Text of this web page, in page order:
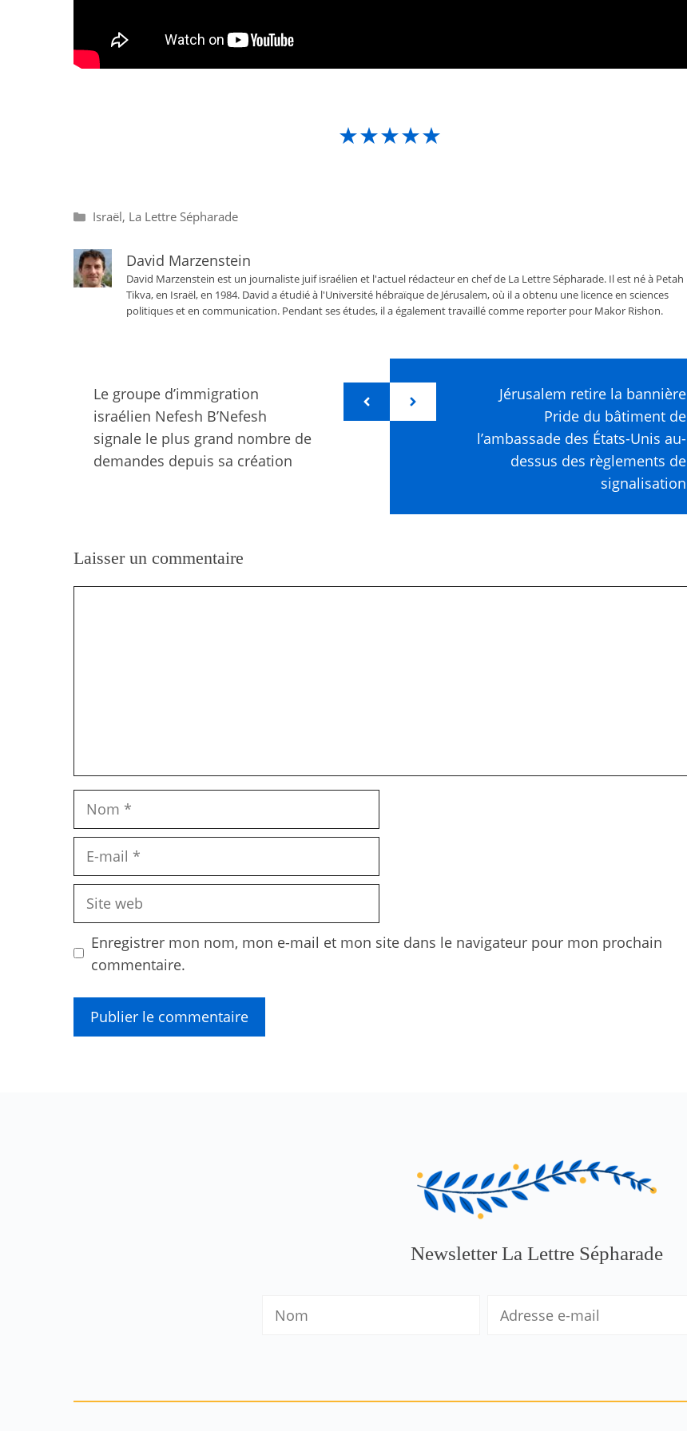
★★★★★
Catégories
Israël, La Lettre Sépharade
David Marzenstein
David Marzenstein est un journaliste juif israélien et l'actuel rédacteur en chef de La Lettre Sépharade. Il est né à Petah
Tikva, en Israël, en 1984. David a étudié à l'Université hébraïque de Jérusalem, où il a obtenu une licence en sciences
politiques et en communication. Pendant ses études, il a également travaillé comme reporter pour Makor Rishon.
Le groupe d’immigration
israélien Nefesh B’Nefesh
signale le plus grand nombre de
demandes depuis sa création
Jérusalem retire la bannière
Pride du bâtiment de
l’ambassade des États-Unis au-
dessus des règlements de
signalisation
Laisser un commentaire
Nom
Site
Enregistrer mon nom, mon e-mail et mon site dans le navigateur pour mon prochain
commentaire.
Newsletter La Lettre Sépharade